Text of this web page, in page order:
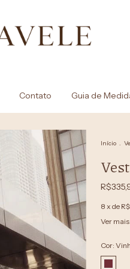
Contato Guia de
Início .
8 x de
Ver
Cor: